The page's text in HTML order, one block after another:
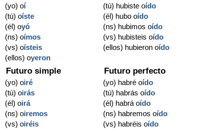
(yo) oí
(tú) oíste
(él) oyó
(ns) oímos
(vs) oísteis
(ellos) oyeron
(tú) hubiste oído
(él) hubo oído
(ns) hubimos oído
(vs) hubisteis oído
(ellos) hubieron oído
Futuro simple
(yo) oiré
(tú) oirás
(él) oirá
(ns) oiremos
(vs) oiréis
Futuro perfecto
(yo) habré oído
(tú) habrás oído
(él) habrá oído
(ns) habremos oído
(vs) habréis oído